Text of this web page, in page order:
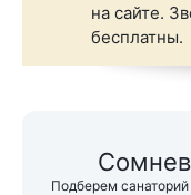
на сайте.
бесплатны.
Подберем